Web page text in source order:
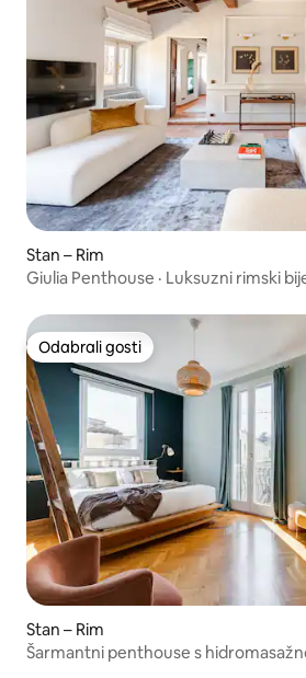
Stan – Rim
Giulia Penthouse · Luksuzni rimski
Odabrali gosti
Odabrali gosti
Stan – Rim
Šarmantni penthouse s